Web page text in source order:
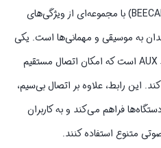
اسپیکر پارتی باکس KB4 بیکارو (BEECARO) با مجموعه‌ای از ویژگی‌های
به موسیقی و مهمانی‌ها است. یکی
از ویژگی‌های مهم این اسپیکر، رابط AUX است که امکان اتصال مستقیم
این رابط، علاوه بر اتصال بی‌سیم،
فراهم می‌کند و به کاربران
متنوع استفاده کنند.